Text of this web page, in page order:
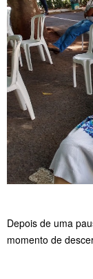
Depois de uma
momento de